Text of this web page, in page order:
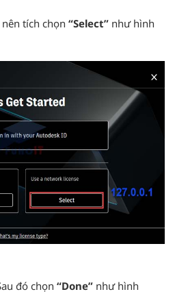
tích chọn “Select” như hình
đó chọn “Done” như hình